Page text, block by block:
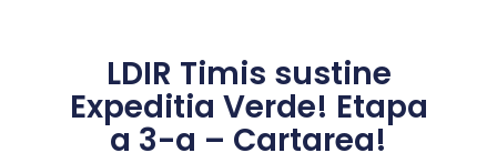
LDIR Timis sustine
Expeditia Verde! Etapa
a 3-a – Cartarea!